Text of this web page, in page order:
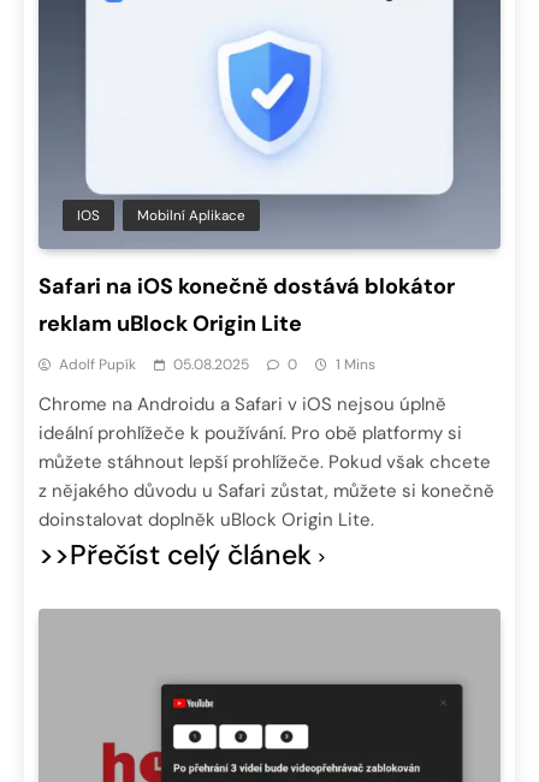
IOS Mobilní Aplikace
Safari na iOS konečně dostává blokátor
reklam uBlock Origin Lite
Adolf Pupík 05.08.2025 0 1 Mins
Chrome na Androidu a Safari v iOS nejsou úplně
ideální prohlížeče k používání. Pro obě platformy si
můžete stáhnout lepší prohlížeče. Pokud však chcete
z nějakého důvodu u Safari zůstat, můžete si konečně
doinstalovat doplněk uBlock Origin Lite.
>>Přečíst celý článek